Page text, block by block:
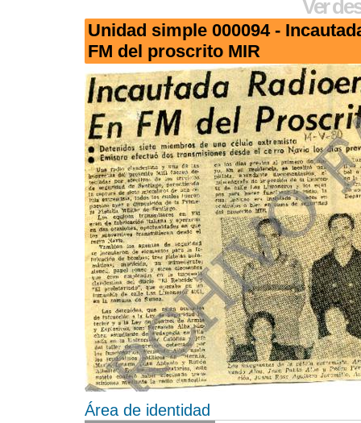
Ver
Unidad simple 000094 -
FM del proscrito MIR
Área de identidad